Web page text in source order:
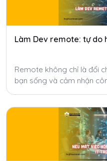
Làm Dev remote: tự do
Remote không chỉ là đổi
bạn sống và cảm nhận